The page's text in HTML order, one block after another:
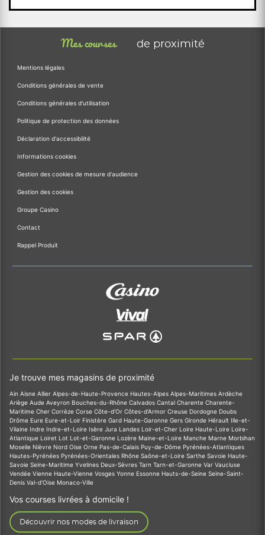
Mes courses de proximité
Mentions légales
Conditions générales de vente
Conditions générales d'utilisation
Politique de protection des données
Déclaration d'accessibilité
Informations cookies
Gestion des cookies de mesure d'audience
Gestion des cookies
Groupe Casino
Contact
Rappel Produit
Je trouve mes magasins de proximité
Ain Aisne Allier Alpes-de-Haute-Provence Hautes-Alpes Alpes-Maritimes Ardèche
Ariège Aude Aveyron Bouches-du-Rhône Calvados Cantal Charente Charente-
Maritime Cher Corrèze Corse Côte-d'Or Côtes-d'Armor Creuse Dordogne Doubs
Drôme Eure Eure-et-Loir Finistère Gard Haute-Garonne Gers Gironde Hérault Ille-et-
Vilaine Indre Indre-et-Loire Isère Jura Landes Loir-et-Cher Loire Haute-Loire Loire-
Atlantique Loiret Lot Lot-et-Garonne Lozère Maine-et-Loire Manche Marne Morbihan
Moselle Nièvre Nord Oise Orne Pas-de-Calais Puy-de-Dôme Pyrénées-Atlantiques
Hautes-Pyrénées Pyrénées-Orientales Rhône Saône-et-Loire Sarthe Savoie Haute-
Savoie Seine-Maritime Yvelines Deux-Sèvres Tarn Tarn-et-Garonne Var Vaucluse
Vendée Vienne Haute-Vienne Vosges Yonne Essonne Hauts-de-Seine Seine-Saint-
Denis Val-d'Oise Monaco-Ville
Vos courses livrées à domicile !
Découvrir nos modes de livraison